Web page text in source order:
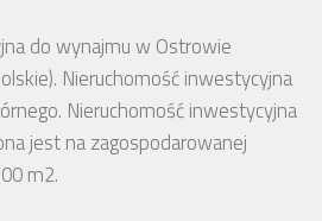
do wynajmu w Ostrowie
Nieruchomość inwestycyjna
Nieruchomość inwestycyjna
jest na zagospodarowanej
m2.